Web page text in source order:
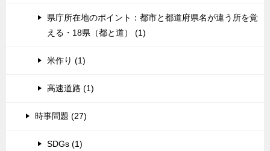
県庁所在地のポイント：都市と都道府県名が違う所を覚
える・18県（都と道） (1)
米作り (1)
高速道路 (1)
時事問題 (27)
SDGs (1)